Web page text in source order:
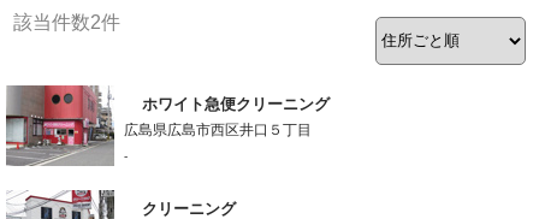
該当件数2件
ホワイト急便クリーニング
広島県広島市西区井口５丁目
-
クリーニング